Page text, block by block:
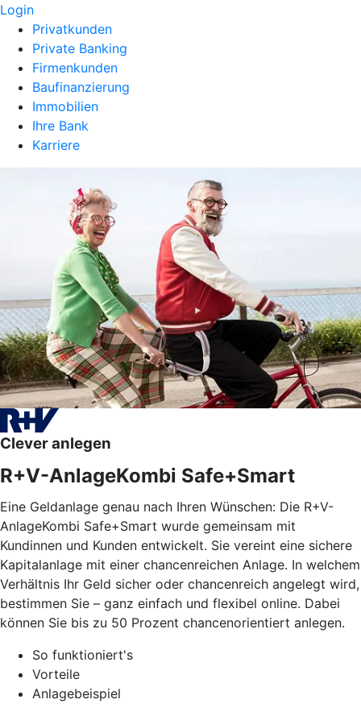
Login
Privatkunden
Private Banking
Firmenkunden
Baufinanzierung
Immobilien
Ihre Bank
Karriere
Clever anlegen
R+V-AnlageKombi Safe+Smart
Eine Geldanlage genau nach Ihren Wünschen: Die R+V-
AnlageKombi Safe+Smart wurde gemeinsam mit
Kundinnen und Kunden entwickelt. Sie vereint eine sichere
Kapitalanlage mit einer chancenreichen Anlage. In welchem
Verhältnis Ihr Geld sicher oder chancenreich angelegt wird,
bestimmen Sie – ganz einfach und flexibel online. Dabei
können Sie bis zu 50 Prozent chancenorientiert anlegen.
So funktioniert's
Vorteile
Anlagebeispiel